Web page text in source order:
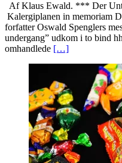
Af Klaus Ewald. *** Der
Kalergiplanen in memoriam
forfatter Oswald Spenglers
undergang” udkom i to bind
omhandlede […]